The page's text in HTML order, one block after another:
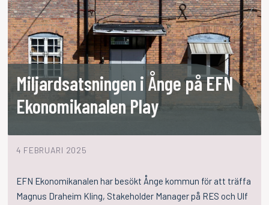
Miljardsatsningen i Ånge på EFN
Ekonomikanalen Play
4 FEBRUARI 2025
EFN Ekonomikanalen har besökt Ånge kommun för att träffa
Magnus Draheim Kling, Stakeholder Manager på RES och Ulf